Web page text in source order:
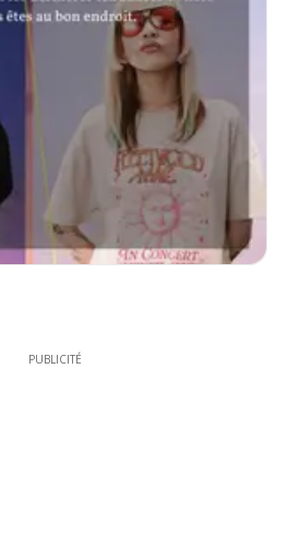
PUBLICITÉ